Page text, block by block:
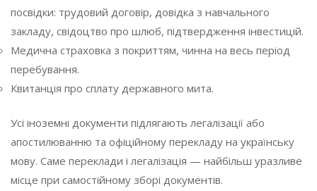
посвідки: трудовий договір, довідка з навчального
закладу, свідоцтво про шлюб, підтвердження інвестицій.
Медична страховка з покриттям, чинна на весь період
перебування.
Квитанція про сплату державного мита.
Усі іноземні документи підлягають легалізації або
апостилюванню та офіційному перекладу на українську
мову. Саме переклади і легалізація — найбільш уразливе
місце при самостійному зборі документів.